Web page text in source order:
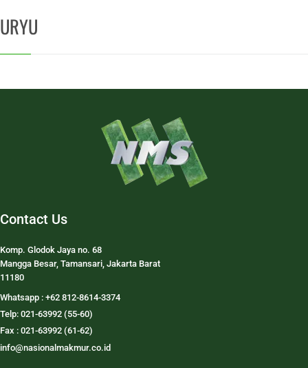
URYU
Contact Us
Komp. Glodok Jaya no. 68
Mangga Besar, Tamansari, Jakarta Barat
11180
Whatsapp : +62 812-8614-3374
Telp: 021-63992 (55-60)
Fax : 021-63992 (61-62)
info@nasionalmakmur.co.id